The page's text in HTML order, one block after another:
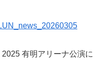
有明アリーナ公演に